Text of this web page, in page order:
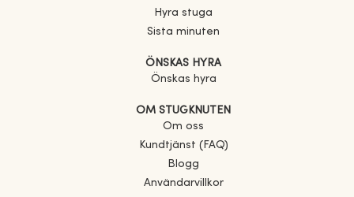
Hyra stuga
Sista minuten
ÖNSKAS HYRA
Önskas hyra
OM STUGKNUTEN
Om oss
Kundtjänst (FAQ)
Blogg
Användarvillkor